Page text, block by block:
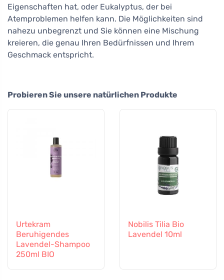
Eigenschaften hat, oder Eukalyptus, der bei
Atemproblemen helfen kann. Die Möglichkeiten sind
nahezu unbegrenzt und Sie können eine Mischung
kreieren, die genau Ihren Bedürfnissen und Ihrem
Geschmack entspricht.
Probieren Sie unsere natürlichen Produkte
Urtekram
Beruhigendes
Lavendel-Shampoo
250ml BIO
Nobilis Tilia Bio
Lavendel 10ml